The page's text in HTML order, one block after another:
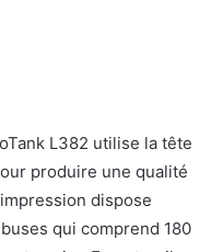
L382 utilise la tête
produire une qualité
dispose
qui comprend 180